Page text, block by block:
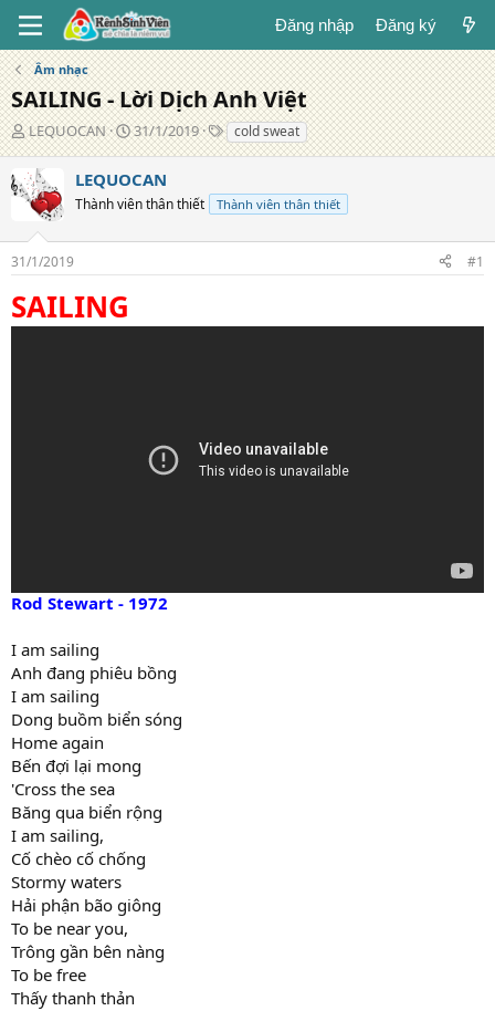
Đăng nhập Đăng ký
Âm nhạc
SAILING - Lời Dịch Anh Việt
T
á
c
g
i
LEQUOCAN
N
g
y
đ
n
31/1/2019
T
ừ
h
ó
cold sweat
LEQUOCAN
Thành viên thân thiết Thành viên thân thiết
31/1/2019 #1
SAILING
Rod Stewart - 1972
I am sailing
Anh đang phiêu bồng
I am sailing
Dong buồm biển sóng
Home again
Bến đợi lại mong
'Cross the sea
Băng qua biển rộng
I am sailing,
Cố chèo cố chống
Stormy waters
Hải phận bão giông
To be near you,
Trông gần bên nàng
To be free
Thấy thanh thản